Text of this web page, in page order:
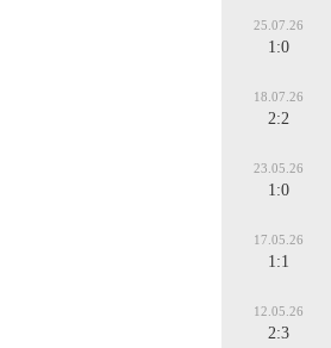
25.07.26
1:0
18.07.26
2:2
23.05.26
1:0
17.05.26
1:1
12.05.26
2:3